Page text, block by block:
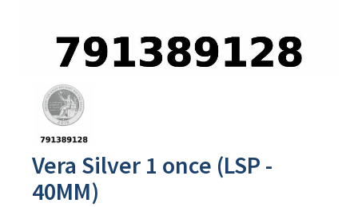
produit
Vera Silver 1 once (LSP -
40MM)